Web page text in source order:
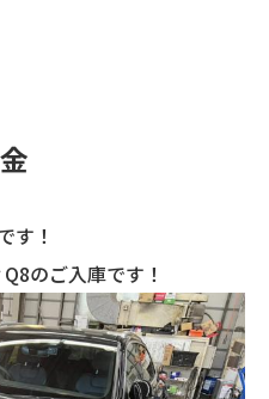
す！
のご入庫です！